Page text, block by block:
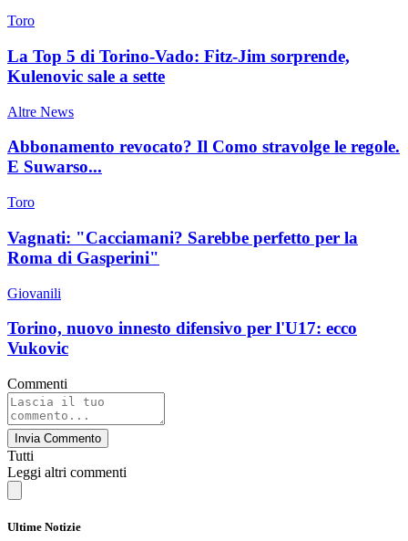
Toro
La Top 5 di Torino-Vado: Fitz-Jim sorprende,
Kulenovic sale a sette
Altre News
Abbonamento revocato? Il Como stravolge le regole.
E Suwarso...
Toro
Vagnati: "Cacciamani? Sarebbe perfetto per la
Roma di Gasperini"
Giovanili
Torino, nuovo innesto difensivo per l'U17: ecco
Vukovic
Commenti
Invia Commento
Tutti
Leggi altri commenti
Ultime Notizie